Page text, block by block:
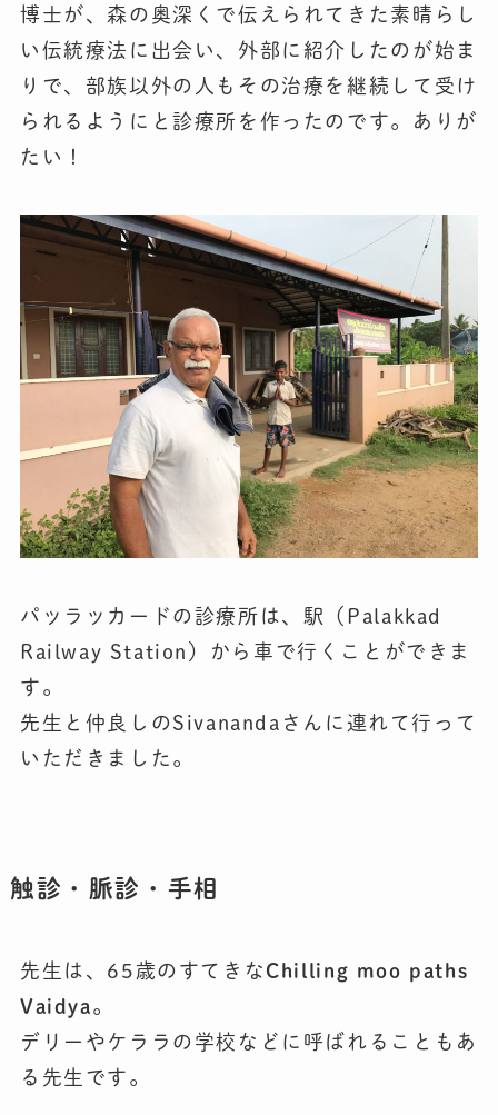
博士が、森の奥深くで伝えられてきた素晴らし
い伝統療法に出会い、外部に紹介したのが始ま
りで、部族以外の人もその治療を継続して受け
られるようにと診療所を作ったのです。ありが
たい！
パッラッカードの診療所は、駅（Palakkad
Railway Station）から車で行くことができま
す。
先生と仲良しのSivanandaさんに連れて行って
いただきました。
触診・脈診・手相
先生は、65歳のすてきな Chilling moo paths
Vaidya。
デリーやケララの学校などに呼ばれることもあ
る先生です。